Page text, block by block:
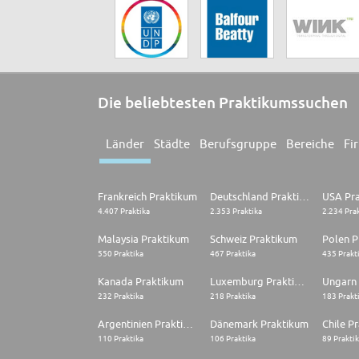
Die beliebtesten Praktikumssuchen
Länder Städte Berufsgruppe Bereiche
Frankreich Praktikum
4.407 Praktika 2.353 Praktika
USA
2.234
Malaysia Praktikum
550 Praktika
Schweiz Praktikum
467 Praktika
Polen
435
Kanada Praktikum
232 Praktika 218 Praktika 183
110 Praktika
Dänemark Praktikum
106 Praktika
Chile
89